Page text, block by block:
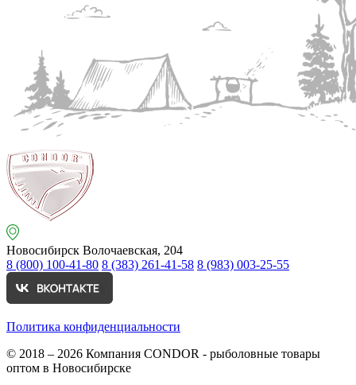
Новосибирск Волочаевская, 204
8 (800) 100-41-80 8 (383) 261-41-58 8 (983) 003-25-55
Политика конфиденциальности
© 2018 – 2026 Компания CONDOR - рыболовные товары
оптом в Новосибирске